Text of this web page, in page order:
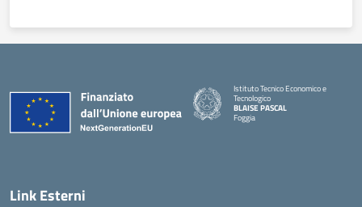
Istituto Tecnico Economico e
Tecnologico
BLAISE PASCAL
Foggia
— Visita la pagina iniziale della scuola
Link Esterni